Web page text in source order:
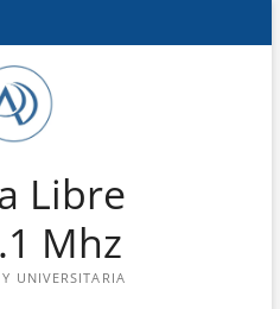
Libre
Mhz
UNIVERSITARIA